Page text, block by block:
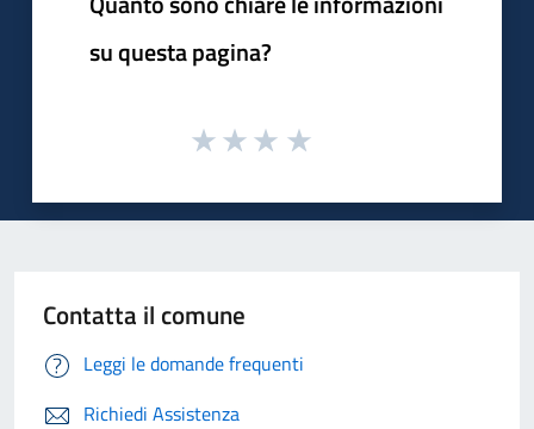
su questa pagina?
Contatta il comune
Leggi le domande frequenti
Richiedi Assistenza